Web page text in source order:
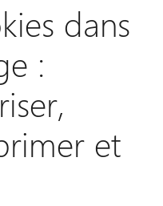
dans
:
et